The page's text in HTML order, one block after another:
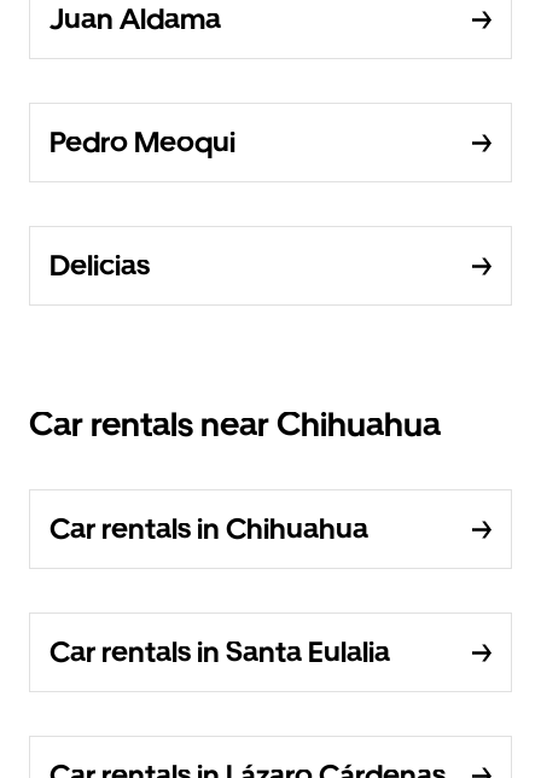
Juan Aldama
Pedro Meoqui
Delicias
Car rentals near Chihuahua
Car rentals in Chihuahua
Car rentals in Santa Eulalia